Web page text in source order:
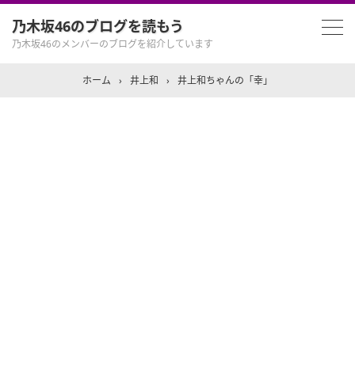
乃木坂46のブログを読もう
乃木坂46のメンバーのブログを紹介しています
ホーム › 井上和 › 井上和ちゃんの「幸」